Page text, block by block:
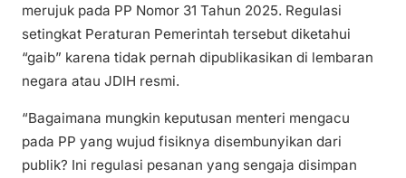
merujuk pada PP Nomor 31 Tahun 2025. Regulasi
setingkat Peraturan Pemerintah tersebut diketahui
“gaib” karena tidak pernah dipublikasikan di lembaran
negara atau JDIH resmi.
“Bagaimana mungkin keputusan menteri mengacu
pada PP yang wujud fisiknya disembunyikan dari
publik? Ini regulasi pesanan yang sengaja disimpan